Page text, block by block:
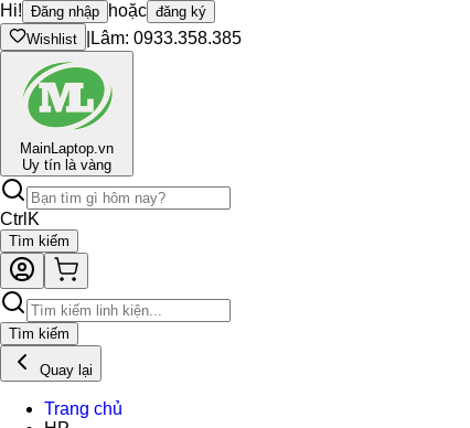
Hi! Đăng nhập hoặc đăng ký
Wishlist
Lâm: 0933.358.385
MainLaptop.vn
Uy tín là vàng
Ctrl K
Tìm kiếm
Tìm kiếm
Quay lại
Trang chủ